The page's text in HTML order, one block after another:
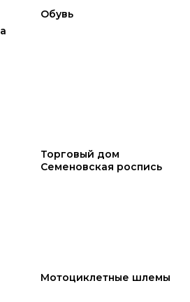
Обувь
Торговый дом
Семеновская роспись
Мотоциклетные шлемы